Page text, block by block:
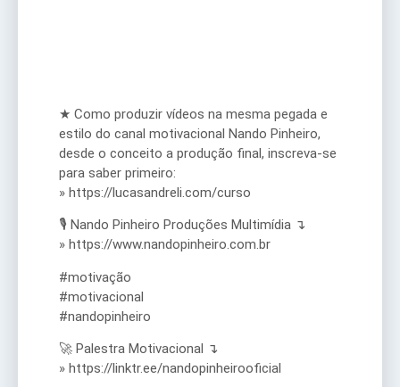
★ Como produzir vídeos na mesma pegada e
estilo do canal motivacional Nando Pinheiro,
desde o conceito a produção final, inscreva-se
para saber primeiro:
» https://lucasandreli.com/curso
🎙️ Nando Pinheiro Produções Multimídia ↴
» https://www.nandopinheiro.com.br
#motivação
#motivacional
#nandopinheiro
🚀 Palestra Motivacional ↴
» https://linktr.ee/nandopinheirooficial